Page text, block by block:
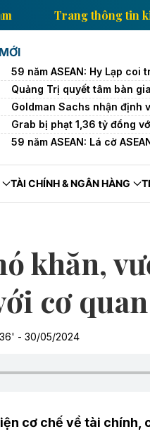
Việt Nam Trang
59 năm ASEAN: Hy Lạp coi
Quảng Trị quyết tâm bàn
Goldman Sachs nhận định
Grab bị phạt 1,36 tỷ đồng
59 năm ASEAN: Lá cờ
TÀI CHÍNH & NGÂN HÀNG
khăn,
cơ
- 30/05/2024
cơ chế về tài chính,